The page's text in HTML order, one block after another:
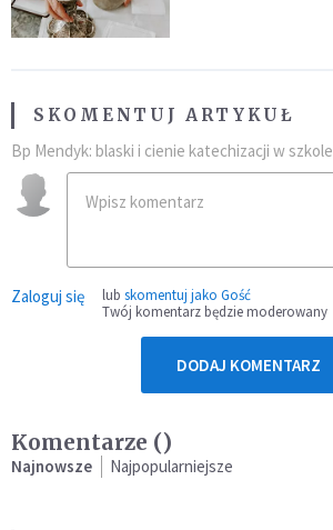
SKOMENTUJ ARTYKUŁ
Bp Mendyk: blaski i cienie katechizacji w szkole
Zaloguj się lub skomentuj jako Gość
Twój komentarz będzie moderowany
DODAJ KOMENTARZ
Komentarze ()
Najnowsze Najpopularniejsze